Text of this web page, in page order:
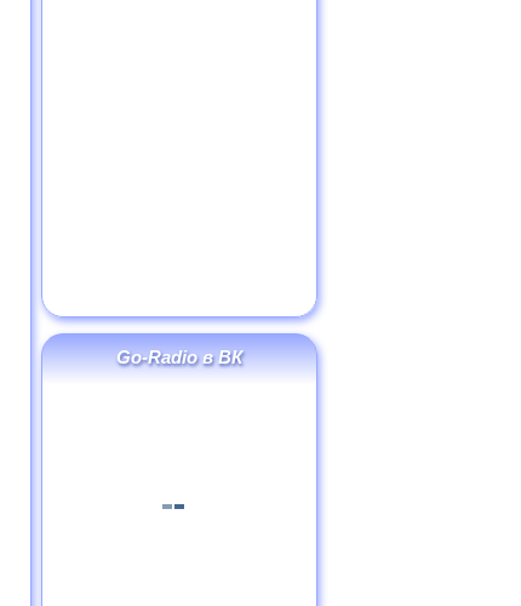
Go-Radio в ВК